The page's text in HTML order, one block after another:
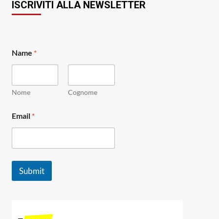
ISCRIVITI ALLA NEWSLETTER
E
m
i
l
m
e
Name *
Nome Cognome
Email *
Submit